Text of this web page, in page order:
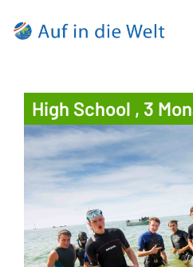
High School , 3